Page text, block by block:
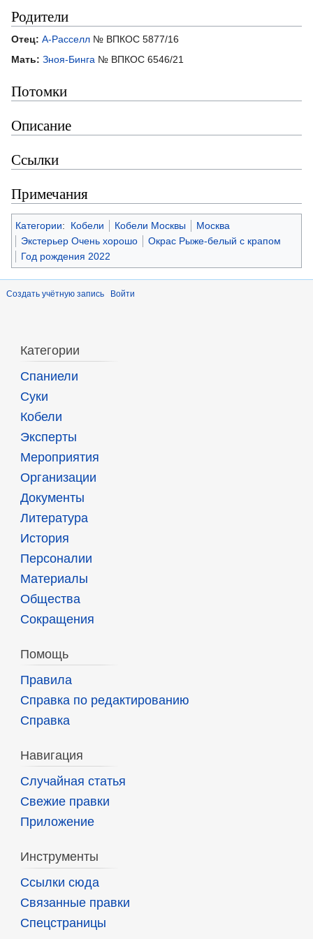
Родители
Отец: А-Расселл № ВПКОС 5877/16
Мать: Зноя-Бинга № ВПКОС 6546/21
Потомки
Описание
Ссылки
Примечания
Категории: Кобели Кобели Москвы
Москва
Экстерьер Очень хорошо
Окрас Рыже-белый с крапом
Год рождения 2022
Создать учётную запись Войти
Категории
Спаниели
Суки
Кобели
Эксперты
Мероприятия
Организации
Документы
Литература
История
Персоналии
Материалы
Общества
Сокращения
Помощь
Правила
Справка по редактированию
Справка
Навигация
Случайная статья
Свежие правки
Приложение
Инструменты
Ссылки сюда
Связанные правки
Спецстраницы